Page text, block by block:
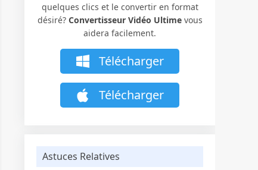
quelques clics et le convertir en format
désiré? Convertisseur Vidéo Ultimevous
aidera facilement.
Télécharger
Télécharger
Astuces Relatives